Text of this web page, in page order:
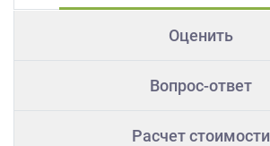
Оценить
Вопрос-ответ
Расчет стоимости